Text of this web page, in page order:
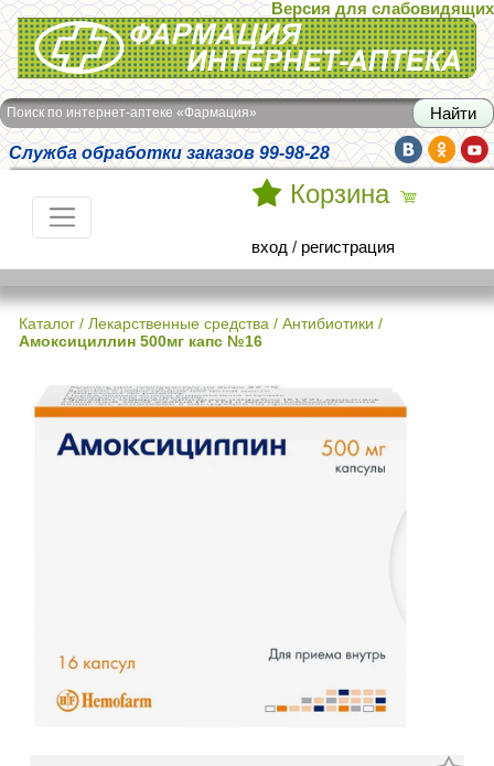
Интернет-аптека Фармация
Версия для слабовидящих
Поиск по интернет-аптеке «Фармация»
Служба обработки заказов 99-98-28
Корзина
вход / регистрация
Каталог / Лекарственные средства / Антибиотики /
Амоксициллин 500мг капс №16